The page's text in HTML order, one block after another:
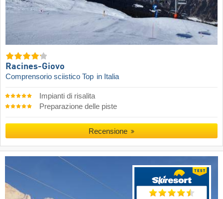
Racines-Giovo
Comprensorio sciistico Top in Italia
Impianti di risalita
Preparazione delle piste
Recensione